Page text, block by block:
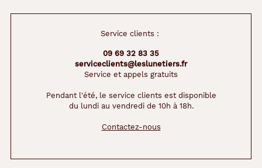
Service clients :
09 69 32 83 35
serviceclients@leslunetiers.fr
Service et appels gratuits
Pendant l'été, le service clients est disponible
du lundi au vendredi de 10h à 18h.
Contactez-nous